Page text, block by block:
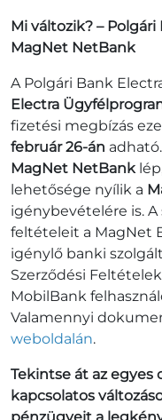
Mi változik? –
MagNet NetBank
A Polgári Bank
Electra
fizetési megbízás
február 26-án
MagNet NetBank
lehetősége nyílik a
igénybevételére is.
feltételeit a MagNet
igénylő banki
Szerződési
MobilBank
Valamennyi
weboldalán.
Tekintse át az egyes
kapcsolatos